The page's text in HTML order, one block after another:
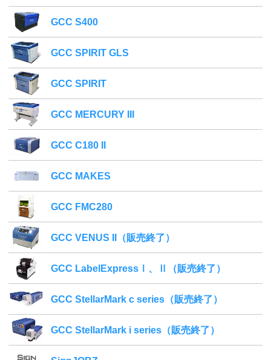
GCC S400
GCC SPIRIT GLS
GCC SPIRIT
GCC MERCURY III
GCC C180 II
GCC MAKES
GCC FMC280
GCC VENUS II（販売終了）
GCC LabelExpressⅠ、Ⅱ（販売終了）
GCC StellarMark c series（販売終了）
GCC StellarMark i series（販売終了）